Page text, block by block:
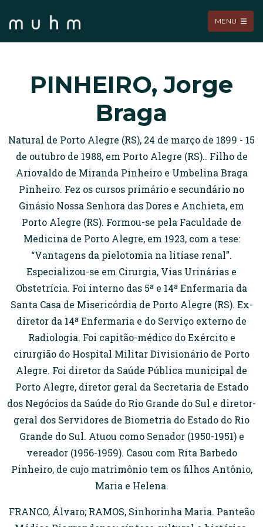
MENU
PINHEIRO, Jorge
Braga
Natural de Porto Alegre (RS), 24 de março de 1899 - 15
de outubro de 1988, em Porto Alegre (RS).. Filho de
Ariovaldo de Miranda Pinheiro e Umbelina Braga
Pinheiro. Fez os cursos primário e secundário no
Ginásio Nossa Senhora das Dores e Anchieta, em
Porto Alegre (RS). Formou-se pela Faculdade de
Medicina de Porto Alegre, em 1923, com a tese:
“Vantagens da pielotomia na litíase renal”.
Especializou-se em Cirurgia, Vias Urinárias e
Obstetrícia. Foi interno das 5ª e 14ª Enfermaria da
Santa Casa de Misericórdia de Porto Alegre (RS). Ex-
diretor da 14ª Enfermaria e do Serviço externo de
Radiologia. Foi capitão-médico do Exército e
cirurgião do Hospital Militar Divisionário de Porto
Alegre. Foi diretor da Saúde Pública municipal de
Porto Alegre, diretor geral da Secretaria de Estado
dos Negócios da Saúde do Rio Grande do Sul e diretor-
geral dos Servidores de Biometria do Estado do Rio
Grande do Sul. Atuou como Senador (1950-1951) e
vereador (1956-1959). Casou com Rita Barbedo
Pinheiro, de cujo matrimônio tem os filhos Antônio,
Maria e Helena.
FRANCO, Álvaro; RAMOS, Sinhorinha Maria. Panteão